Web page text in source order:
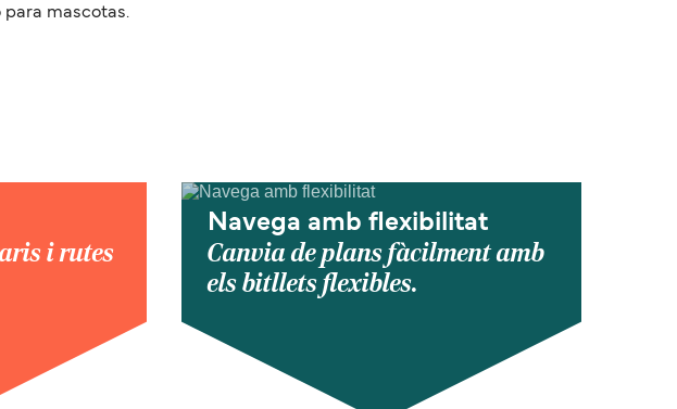
para mascotas.
i rutes
Navega amb flexibilitat
Canvia de plans fàcilment amb
els bitllets flexibles.